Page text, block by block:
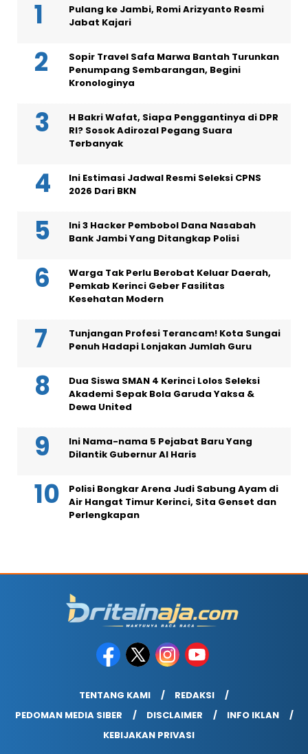
Pulang ke Jambi, Romi Arizyanto Resmi
Jabat Kajari
Sopir Travel Safa Marwa Bantah Turunkan
Penumpang Sembarangan, Begini
Kronologinya
H Bakri Wafat, Siapa Penggantinya di DPR
RI? Sosok Adirozal Pegang Suara
Terbanyak
Ini Estimasi Jadwal Resmi Seleksi CPNS
2026 Dari BKN
Ini 3 Hacker Pembobol Dana Nasabah
Bank Jambi Yang Ditangkap Polisi
Warga Tak Perlu Berobat Keluar Daerah,
Pemkab Kerinci Geber Fasilitas
Kesehatan Modern
Tunjangan Profesi Terancam! Kota Sungai
Penuh Hadapi Lonjakan Jumlah Guru
Dua Siswa SMAN 4 Kerinci Lolos Seleksi
Akademi Sepak Bola Garuda Yaksa &
Dewa United
Ini Nama-nama 5 Pejabat Baru Yang
Dilantik Gubernur Al Haris
Polisi Bongkar Arena Judi Sabung Ayam di
Air Hangat Timur Kerinci, Sita Genset dan
Perlengkapan
TENTANG KAMI
REDAKSI
PEDOMAN MEDIA SIBER
DISCLAIMER
INFO IKLAN
KEBIJAKAN PRIVASI